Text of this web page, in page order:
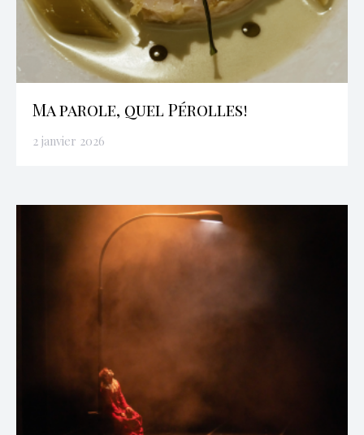
Ma parole, quel Pérolles!
2 janvier 2026